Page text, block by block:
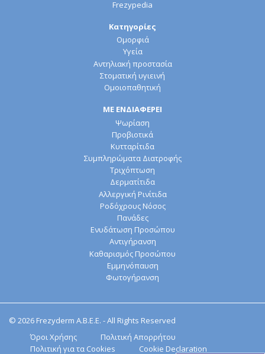
Frezypedia
Κατηγορίες
Ομορφιά
Υγεία
Αντηλιακή προστασία
Στοματική υγιεινή
Ομοιοπαθητική
ΜΕ ΕΝΔΙΑΦΕΡΕΙ
Ψωρίαση
Προβιοτικά
Κυτταρίτιδα
Συμπληρώματα Διατροφής
Τριχόπτωση
Δερματίτιδα
Αλλεργική Ρινίτιδα
Ροδόχρους Νόσος
Πανάδες
Ενυδάτωση Προσώπου
Αντιγήρανση
Καθαρισμός Προσώπου
Εμμηνόπαυση
Φωτογήρανση
© 2026 Frezyderm Α.Β.Ε.Ε. - All Rights Reserved
Όροι Χρήσης
Πολιτική Απορρήτου
Πολιτική για τα Cookies
Cookie Declaration